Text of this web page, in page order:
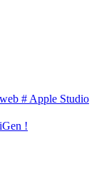
# Apple Studio
!